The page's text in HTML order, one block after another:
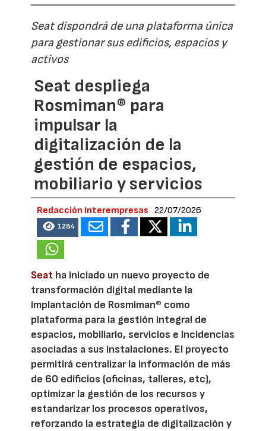
Seat dispondrá de una plataforma única
para gestionar sus edificios, espacios y
activos
Seat despliega
Rosmiman® para
impulsar la
digitalización de la
gestión de espacios,
mobiliario y servicios
Redacción Interempresas 22/07/2026
1284
Seat ha iniciado un nuevo proyecto de
transformación digital mediante la
implantación de Rosmiman® como
plataforma para la gestión integral de
espacios, mobiliario, servicios e incidencias
asociadas a sus instalaciones. El proyecto
permitirá centralizar la información de más
de 60 edificios (oficinas, talleres, etc),
optimizar la gestión de los recursos y
estandarizar los procesos operativos,
reforzando la estrategia de digitalización y